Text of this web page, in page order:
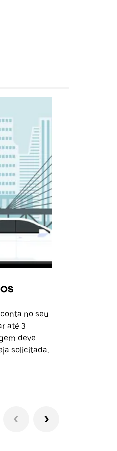
no seu
até 3
deve
solicitada.